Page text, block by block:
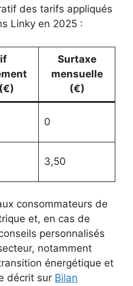
des tarifs appliqués
Linky en 2025 :
Surtaxe
mensuelle
(€)
0
3,50
consommateurs de
et, en cas de
personnalisés
notamment
énergétique et
décrit sur Bilan